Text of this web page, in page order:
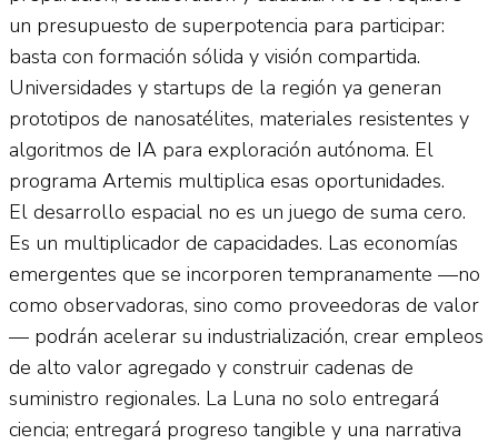
un presupuesto de superpotencia para participar:
basta con formación sólida y visión compartida.
Universidades y startups de la región ya generan
prototipos de nanosatélites, materiales resistentes y
algoritmos de IA para exploración autónoma. El
programa Artemis multiplica esas oportunidades.
El desarrollo espacial no es un juego de suma cero.
Es un multiplicador de capacidades. Las economías
emergentes que se incorporen tempranamente —no
como observadoras, sino como proveedoras de valor
— podrán acelerar su industrialización, crear empleos
de alto valor agregado y construir cadenas de
suministro regionales. La Luna no solo entregará
ciencia; entregará progreso tangible y una narrativa